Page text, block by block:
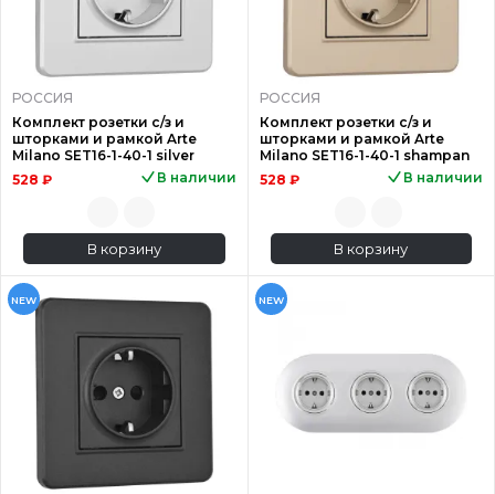
РОССИЯ
Комплект розетки с/з и
шторками и рамкой Arte
Milano SET16-1-40-1 silver
528 ₽
В наличии
В корзину
РОССИЯ
Комплект розетки с/з и
шторками и рамкой Arte
Milano SET16-1-40-1 shampan
528 ₽
В наличии
В корзину
NEW NEW